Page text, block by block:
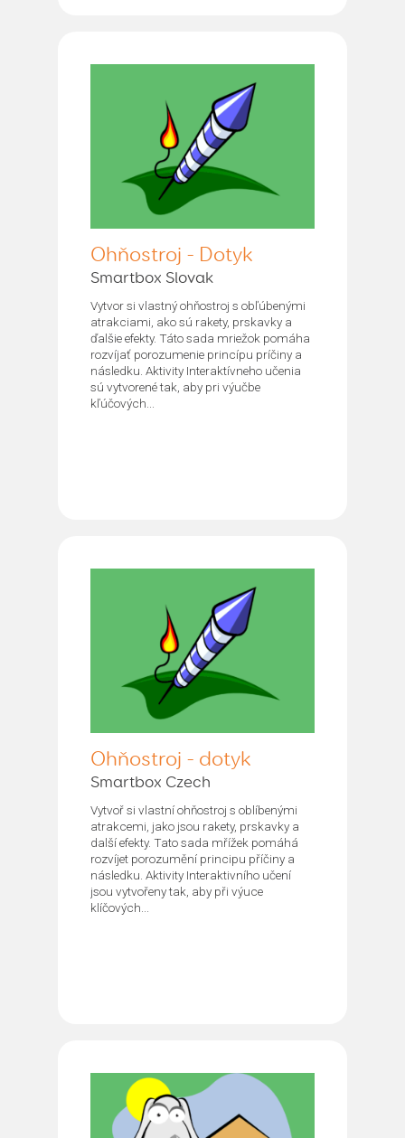
Ohňostroj - Dotyk
Smartbox Slovak
Vytvor si vlastný ohňostroj s obľúbenými
atrakciami, ako sú rakety, prskavky a
ďalšie efekty. Táto sada mriežok pomáha
rozvíjať porozumenie princípu príčiny a
následku. Aktivity Interaktívneho učenia
sú vytvorené tak, aby pri výučbe
kľúčových...
Ohňostroj - dotyk
Smartbox Czech
Vytvoř si vlastní ohňostroj s oblíbenými
atrakcemi, jako jsou rakety, prskavky a
další efekty. Tato sada mřížek pomáhá
rozvíjet porozumění principu příčiny a
následku. Aktivity Interaktivního učení
jsou vytvořeny tak, aby při výuce
klíčových...